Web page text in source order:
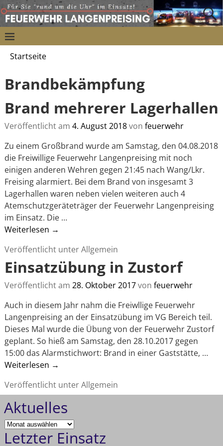
Startseite
Brandbekämpfung
Brand mehrerer Lagerhallen
Veröffentlicht am 4. August 2018von feuerwehr
Zu einem Großbrand wurde am Samstag, den 04.08.2018
die Freiwillige Feuerwehr Langenpreising mit noch
einigen anderen Wehren gegen 21:45 nach Wang/Lkr.
Freising alarmiert. Bei dem Brand von insgesamt 3
Lagerhallen waren neben vielen weiteren auch 4
Atemschutzgeräteträger der Feuerwehr Langenpreising
im Einsatz. Die …
Weiterlesen →
Veröffentlicht unterAllgemein
Einsatzübung in Zustorf
Veröffentlicht am 28. Oktober 2017von feuerwehr
Auch in diesem Jahr nahm die Freiwllige Feuerwehr
Langenpreising an der Einsatzübung im VG Bereich teil.
Dieses Mal wurde die Übung von der Feuerwehr Zustorf
geplant. So hieß am Samstag, den 28.10.2017 gegen
15:00 das Alarmstichwort: Brand in einer Gaststätte, …
Weiterlesen →
Veröffentlicht unterAllgemein
Aktuelles
Letzter Einsatz